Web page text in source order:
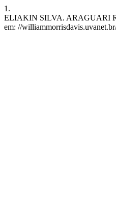
1.
ELIAKIN SILVA. ARAGUARI
em: //